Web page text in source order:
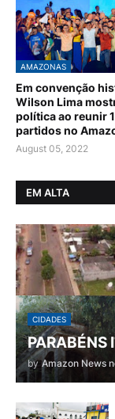
AMAZONAS
Em convenção
Wilson Lima
política ao reunir
partidos no
August 05, 2022
EM ALTA
CIDADES
PARABÉNS
by Amazon News